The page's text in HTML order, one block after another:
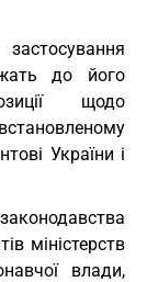
до його
щодо
України і
міністерств
влади,